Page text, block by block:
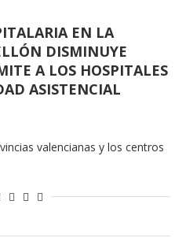
EN LA
DISMINUYE
A LOS HOSPITALES
ASISTENCIAL
valencianas y los centros